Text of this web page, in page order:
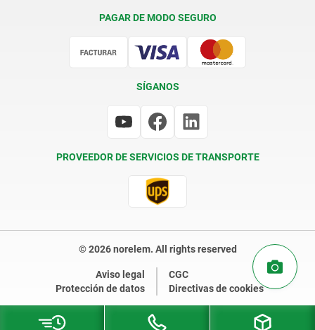
PAGAR DE MODO SEGURO
SÍGANOS
PROVEEDOR DE SERVICIOS DE TRANSPORTE
© 2026 norelem. All rights reserved
Aviso legal
CGC
Protección de datos
Directivas de cookies